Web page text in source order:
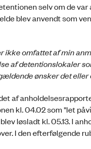
selv om de
blev anvendt som
omfattet af min
af detentionslokaler
ønsker det eller
af
kl. 04.02 som "let
løsladt kl. 05.13. I
I den efterfølgende